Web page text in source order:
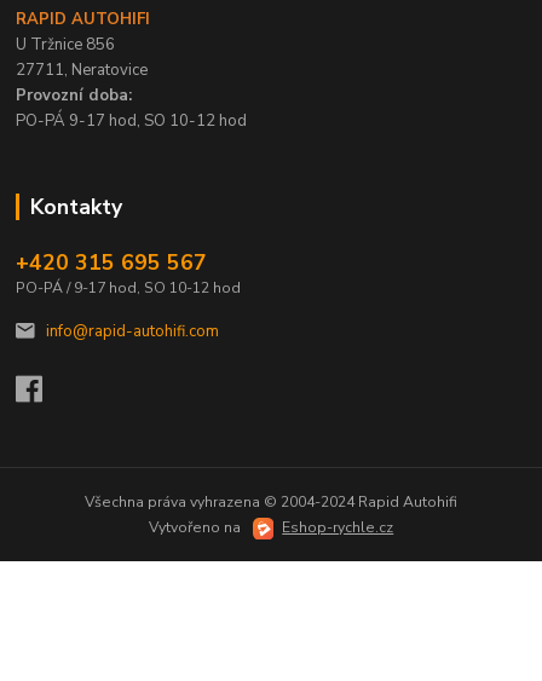
RAPID AUTOHIFI
U Tržnice 856
27711, Neratovice
Provozní doba:
PO-PÁ 9-17 hod, SO 10-12 hod
Kontakty
+420 315 695 567
PO-PÁ / 9-17 hod, SO 10-12 hod
info@rapid-autohifi.com
Všechna práva vyhrazena © 2004-2024 Rapid Autohifi
Vytvořeno na
Eshop-rychle.cz